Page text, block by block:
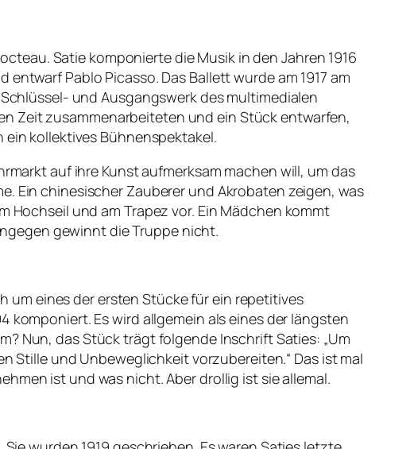
Satie komponierte die Musik in den Jahren 1916
Pablo Picasso. Das Ballett wurde am 1917 am
und Ausgangswerk des multimedialen
Zeit zusammenarbeiteten und ein Stück entwarfen,
kollektives Bühnenspektakel.
auf ihre Kunst aufmerksam machen will, um das
Ein chinesischer Zauberer und Akrobaten zeigen, was
Hochseil und am Trapez vor. Ein Mädchen kommt
gewinnt die Truppe nicht.
um eines der ersten Stücke für ein repetitives
Es wird allgemein als eines der längsten
Nun, das Stück trägt folgende Inschrift Saties: „Um
Stille und Unbeweglichkeit vorzubereiten.“ Das ist mal
ist und was nicht. Aber drollig ist sie allemal.